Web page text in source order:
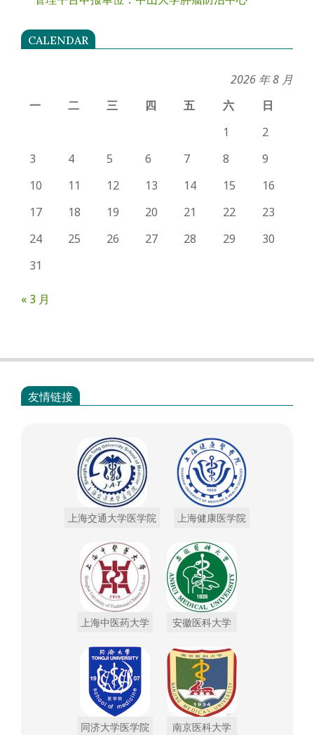
CALENDAR
2026 年 8 月
一
二 三 四 五 六
日
1
2
3
4 5 6 7 8
9
10
11 12 13 14 15
16
17
18 19 20 21 22
23
24
25 26 27 28 29
30
31
« 3 月
友情链接
上海交通大学医学院 上海健康医学院
上海中医药大学 安徽医科大学
同济大学医学院 南京医科大学